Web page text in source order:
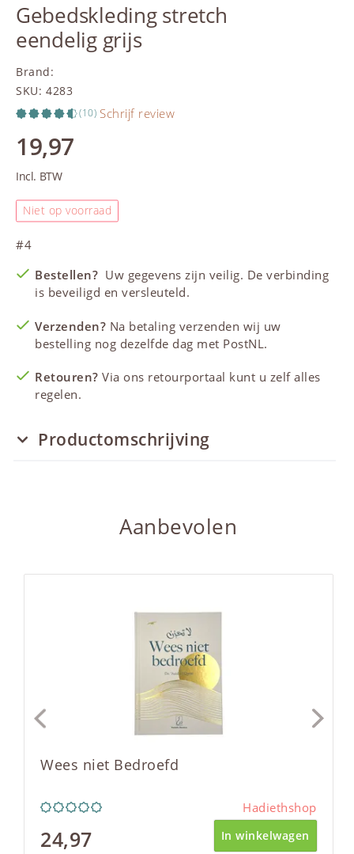
Gebedskleding stretch
eendelig grijs
Brand:
SKU: 4283
(10) Schrijf review
19,97
Incl. BTW
Niet op voorraad
#4
Bestellen? Uw gegevens zijn veilig. De verbinding
is beveiligd en versleuteld.
Verzenden? Na betaling verzenden wij uw
bestelling nog dezelfde dag met PostNL.
Retouren? Via ons retourportaal kunt u zelf alles
regelen.
Productomschrijving
Aanbevolen
Wees niet Bedroefd
Hadiethshop
24,97 In winkelwagen